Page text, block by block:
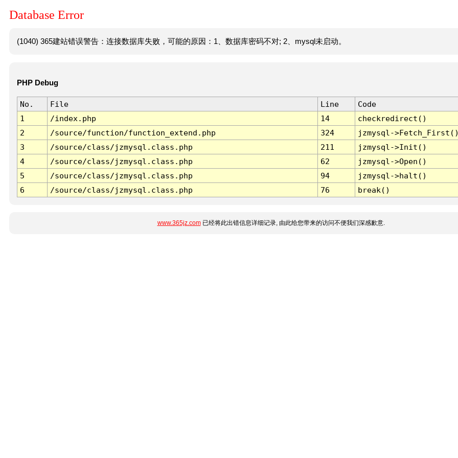
Database Error
(1040) 365建站错误警告：连接数据库失败，可能的原因：1、数据库密码不对; 2、mysql未启动。
PHP Debug
No. File Line
Code
1
/index.php 14
checkredirect()
2
/source/function/function_extend.php 324
jzmysql-
3
/source/class/jzmysql.class.php 211
jzmysql->Init()
4
/source/class/jzmysql.class.php 62
jzmysql->Open()
5
/source/class/jzmysql.class.php 94
jzmysql->halt()
6
/source/class/jzmysql.class.php 76 break()
www.365jz.com已经将此出错信息详细记录, 由此给您带来的访问不便我们深感歉意.